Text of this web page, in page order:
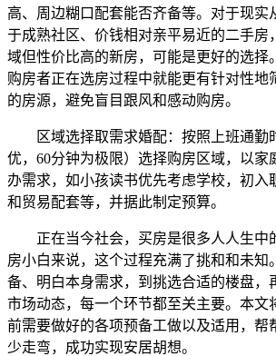
高、周边糊口配套能否齐备等。对于现实
于成熟社区、价钱相对亲平易近的二手房
域但性价比高的新房，可能是更好的选择
购房者正在选房过程中就能更有针对性地
的房源，避免盲目跟风和感动购房。
区域选择取需求婚配：按照上班通勤
优，60分钟为极限）选择购房区域，以家
办需求，如小孩读书优先考虑学校，初入
和贸易配套等，并据此制定预算。
正在当今社会，买房是很多人人生中
房小白来说，这个过程充满了挑和和未知
备、明白本身需求，到挑选合适的楼盘，
市场动态，每一个环节都至关主要。本文
前需要做好的各项预备工做以及适用，帮
少走弯，成功实现安居胡想。